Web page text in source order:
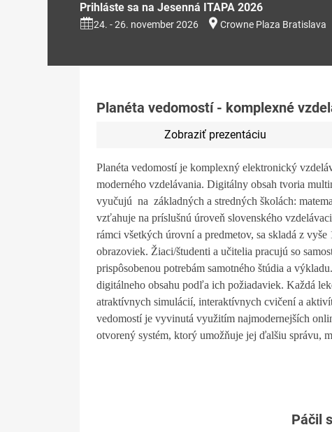
Prihláste sa na Jesenná ITAPA 2026
24. - 26. november 2026 Crowne Plaza Bratislava
Planéta vedomostí - komplexné
Zobraziť prezentáciu
Planéta vedomostí je komplexný elektronický
moderného vzdelávania. Digitálny obsah tvoria
vyučujú na základných a stredných školách:
vzťahuje na príslušnú úroveň slovenského
rámci všetkých úrovní a predmetov, sa skladá z
obrazoviek. Žiaci/študenti a učitelia pracujú so
prispôsobenou potrebám samotného štúdia a
digitálneho obsahu podľa ich požiadaviek. Každá
atraktívnych simulácií, interaktívnych cvičení a
vedomostí je vyvinutá využitím najmodernejších
otvorený systém, ktorý umožňuje jej ďalšiu správu,
Páčil